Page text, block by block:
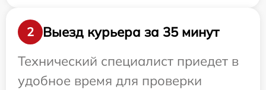
2
Выезд курьера за 35 минут
Технический специалист приедет в
удобное время для проверки